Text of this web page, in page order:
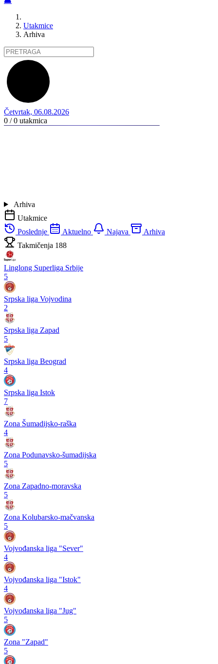
Utakmice
Arhiva
Četvrtak, 06.08.2026
0 / 0 utakmica
Arhiva
Utakmice
Poslednje
Aktuelno Najava
Arhiva
Takmičenja 188
Linglong Superliga Srbije
5
Srpska liga Vojvodina
2
Srpska liga Zapad
5
Srpska liga Beograd
4
Srpska liga Istok
7
Zona Šumadijsko-raška
4
Zona Podunavsko-šumadijska
5
Zona Zapadno-moravska
5
Zona Kolubarsko-mačvanska
5
Vojvođanska liga "Sever"
4
Vojvođanska liga "Istok"
4
Vojvođanska liga "Jug"
5
Zona "Zapad"
5